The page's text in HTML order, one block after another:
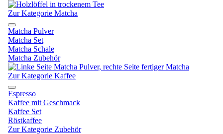
Zur Kategorie Matcha
Matcha Pulver
Matcha Set
Matcha Schale
Matcha Zubehör
Zur Kategorie Kaffee
Espresso
Kaffee mit Geschmack
Kaffee Set
Röstkaffee
Zur Kategorie Zubehör